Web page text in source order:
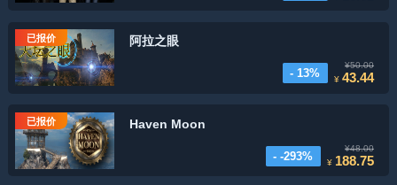
已报价 阿拉之眼
- 13%
¥50.00
¥43.44
已报价 Haven Moon
- -293%
¥48.00
¥ 188.75